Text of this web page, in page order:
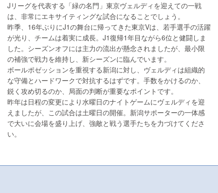
Jリーグを代表する「緑の名門」東京ヴェルディを迎えての一戦
は、非常にエキサイティングな試合になることでしょう。
昨季、16年ぶりにJ1の舞台に帰ってきた東京Vは、若手選手の活躍
が光り、チームは着実に成長。J1復帰1年目ながら6位と健闘しま
した。シーズンオフには主力の流出が懸念されましたが、最小限
の補強で戦力を維持し、新シーズンに臨んでいます。
ボールポゼッションを重視する新潟に対し、ヴェルディは組織的
な守備とハードワークで対抗するはずです。手数をかけるのか、
鋭く攻め切るのか、局面の判断が重要なポイントです。
昨年は日程の変更により水曜日のナイトゲームにヴェルディを迎
えましたが、この試合は土曜日の開催。新潟サポーターの一体感
で大いに会場を盛り上げ、強敵と戦う選手たちを力づけてくださ
い。